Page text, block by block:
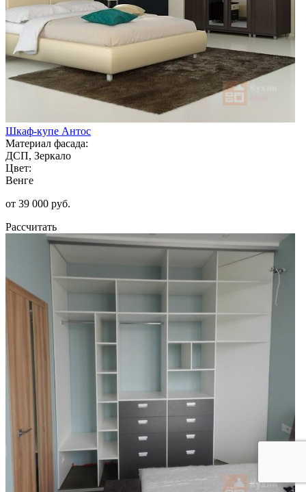
Шкаф-купе Антос
Материал фасада:
ДСП, Зеркало
Цвет:
Венге
от 39 000 руб.
Рассчитать